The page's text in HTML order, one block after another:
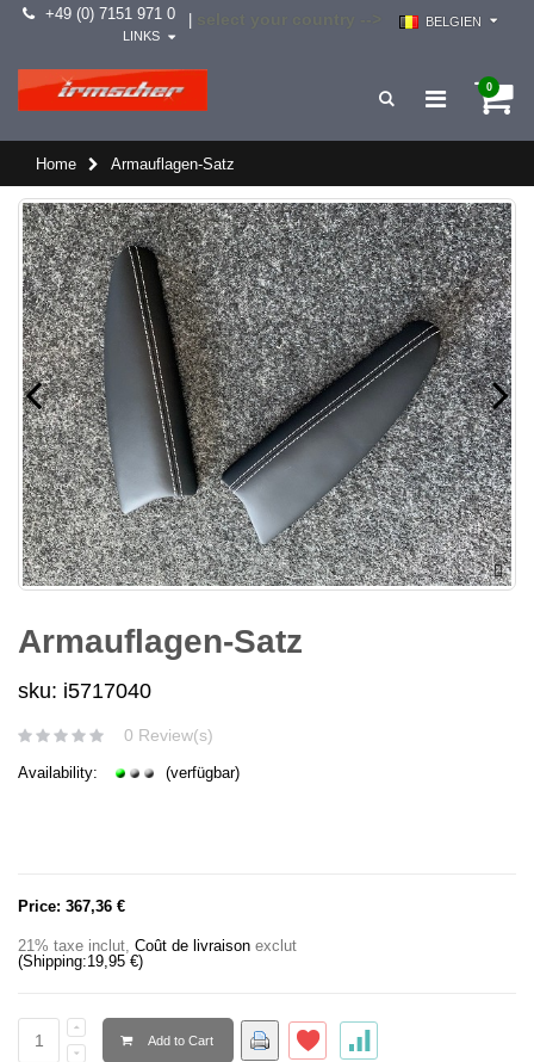
+49 (0) 7151 971 0
BELGIEN
LINKS
0
Home Armauflagen-Satz
Armauflagen-Satz
sku: i5717040
0 Review(s)
Availability: (verfügbar)
Price: 367,36 €
21% taxe inclut, Coût de livraison exclut
(Shipping:19,95 €)
Add to Cart